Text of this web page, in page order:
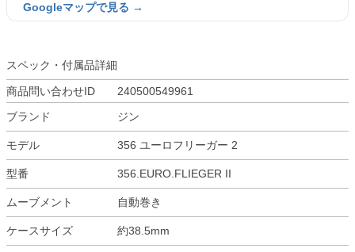
Googleマップで見る →
スペック・付属品詳細
商品問い合わせID
240500549961
ブランド
ジン
モデル 356 ユーロフリーガー 2
型番 356.EURO.FLIEGER II
ムーブメント 自動巻き
ケースサイズ 約38.5mm